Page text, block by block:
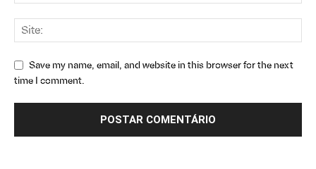
Save my name, email, and website in this browser for the next
time I comment.